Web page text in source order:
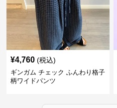
¥4,760 (税込)
ギンガム チェック ふんわり格子
柄ワイドパンツ